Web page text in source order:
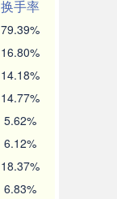
换手率
79.39%
16.80%
14.18%
14.77%
5.62%
6.12%
18.37%
6.83%